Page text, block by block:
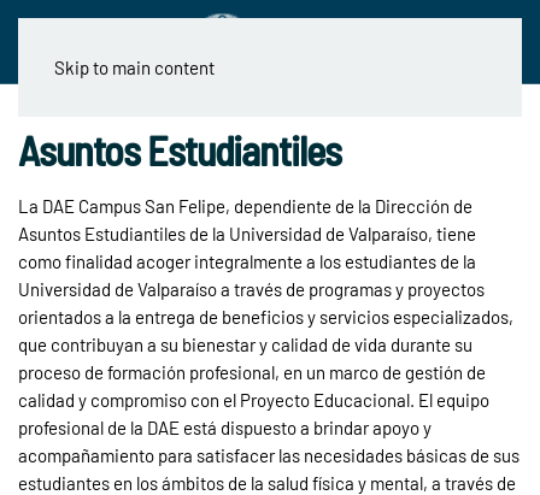
Skip to main content
Asuntos Estudiantiles
La DAE Campus San Felipe, dependiente de la Dirección de
Asuntos Estudiantiles de la Universidad de Valparaíso, tiene
como finalidad acoger integralmente a los estudiantes de la
Universidad de Valparaíso a través de programas y proyectos
orientados a la entrega de beneficios y servicios especializados,
que contribuyan a su bienestar y calidad de vida durante su
proceso de formación profesional, en un marco de gestión de
calidad y compromiso con el Proyecto Educacional. El equipo
profesional de la DAE está dispuesto a brindar apoyo y
acompañamiento para satisfacer las necesidades básicas de sus
estudiantes en los ámbitos de la salud física y mental, a través de